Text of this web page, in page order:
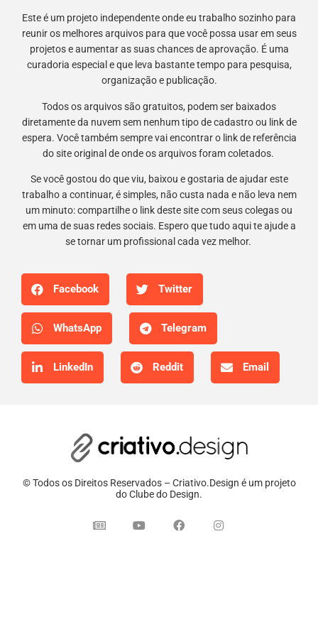
Este é um projeto independente onde eu trabalho sozinho para
reunir os melhores arquivos para que você possa usar em seus
projetos e aumentar as suas chances de aprovação. É uma
curadoria especial e que leva bastante tempo para pesquisa,
organização e publicação.
Todos os arquivos são gratuitos, podem ser baixados
diretamente da nuvem sem nenhum tipo de cadastro ou link de
espera. Você também sempre vai encontrar o link de referência
do site original de onde os arquivos foram coletados.
Se você gostou do que viu, baixou e gostaria de ajudar este
trabalho a continuar, é simples, não custa nada e não leva nem
um minuto: compartilhe o link deste site com seus colegas ou
em uma de suas redes sociais. Espero que tudo aqui te ajude a
se tornar um profissional cada vez melhor.
Facebook Twitter
WhatsApp Telegram
LinkedIn Reddit Email
© Todos os Direitos Reservados – Criativo.Design é um projeto
do Clube do Design.